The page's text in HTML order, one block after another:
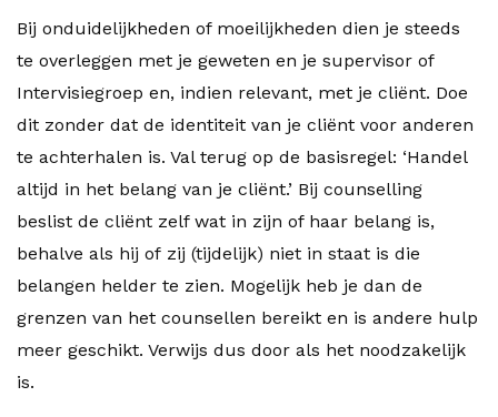
Bij onduidelijkheden of moeilijkheden dien je steeds
te overleggen met je geweten en je supervisor of
Intervisiegroep en, indien relevant, met je cliënt. Doe
dit zonder dat de identiteit van je cliënt voor anderen
te achterhalen is. Val terug op de basisregel: ‘Handel
altijd in het belang van je cliënt.’ Bij counselling
beslist de cliënt zelf wat in zijn of haar belang is,
behalve als hij of zij (tijdelijk) niet in staat is die
belangen helder te zien. Mogelijk heb je dan de
grenzen van het counsellen bereikt en is andere hulp
meer geschikt. Verwijs dus door als het noodzakelijk
is.